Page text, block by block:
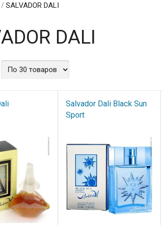
/SALVADOR DALI
DALI
Salvador Dali Black Sun
Sport